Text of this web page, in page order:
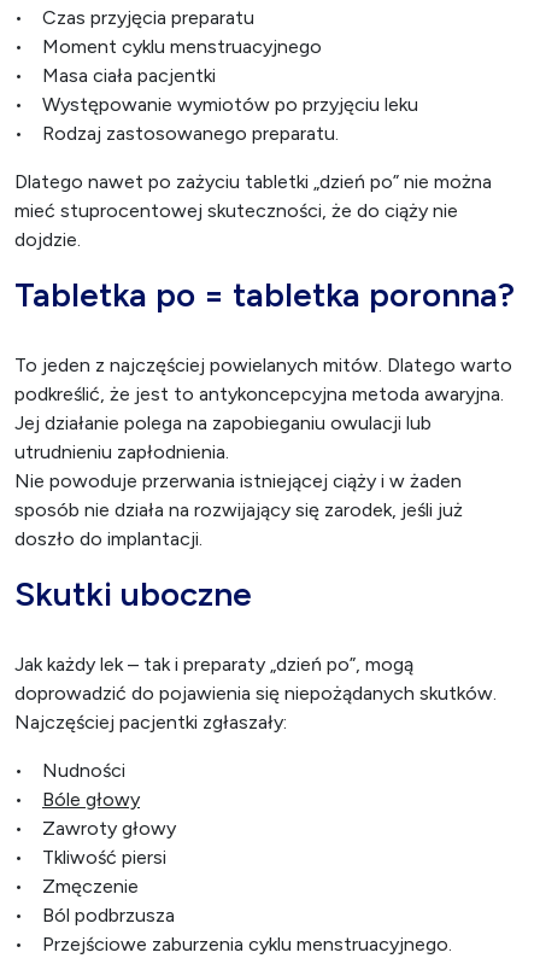
• Czas przyjęcia preparatu
• Moment cyklu menstruacyjnego
• Masa ciała pacjentki
• Występowanie wymiotów po przyjęciu leku
• Rodzaj zastosowanego preparatu.
Dlatego nawet po zażyciu tabletki „dzień po” nie można
mieć stuprocentowej skuteczności, że do ciąży nie
dojdzie.
Tabletka po = tabletka poronna?
To jeden z najczęściej powielanych mitów. Dlatego warto
podkreślić, że jest to antykoncepcyjna metoda awaryjna.
Jej działanie polega na zapobieganiu owulacji lub
utrudnieniu zapłodnienia.
Nie powoduje przerwania istniejącej ciąży i w żaden
sposób nie działa na rozwijający się zarodek, jeśli już
doszło do implantacji.
Skutki uboczne
Jak każdy lek – tak i preparaty „dzień po”, mogą
doprowadzić do pojawienia się niepożądanych skutków.
Najczęściej pacjentki zgłaszały:
• Nudności
• Bóle głowy
• Zawroty głowy
• Tkliwość piersi
• Zmęczenie
• Ból podbrzusza
• Przejściowe zaburzenia cyklu menstruacyjnego.